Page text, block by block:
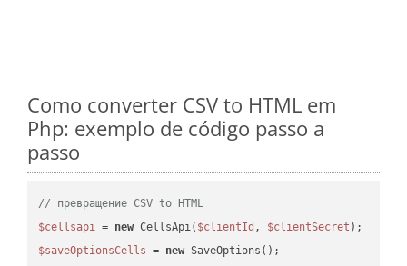
Como converter CSV to HTML em
Php: exemplo de código passo a
passo
// превращение CSV to HTML
$cellsapi = new CellsApi( $clientId , $clientSecret
$saveOptionsCells = new